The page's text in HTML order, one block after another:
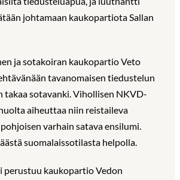
johtamaan kaukopartiota Sallan
ja sotakoiran kaukopartio Veto
tavanomaisen tiedustelun
takaa sotavanki. Vihollisen NKVD-
aiheuttaa niin reistaileva
varhain satava ensilumi.
suomalaissotilasta helpolla.
perustuu kaukopartio Vedon